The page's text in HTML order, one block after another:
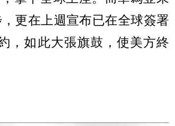
更在上週宣布已在全球簽署
，如此大張旗鼓，使美方終